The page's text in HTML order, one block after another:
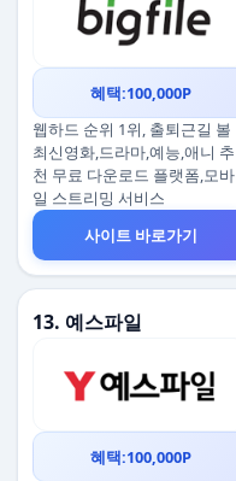
혜택:100,000P
웹하드 순위 1위, 출퇴근길 볼
최신영화,드라마,예능,애니 추
천 무료 다운로드 플랫폼,모바
일 스트리밍 서비스
사이트 바로가기
13. 예스파일
혜택:100,000P